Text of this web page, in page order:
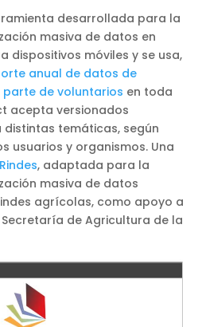
desarrollada para la
masiva de datos en
dispositivos móviles y se usa,
anual de datos de
de voluntarios en toda
acepta versionados
temáticas, según
usuarios y organismos. Una
Rindes, adaptada para la
masiva de datos
agrícolas, como apoyo a
de Agricultura de la